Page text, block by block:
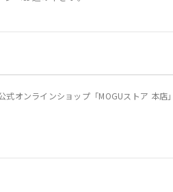
オンラインショップ「MOGUストア 本店」